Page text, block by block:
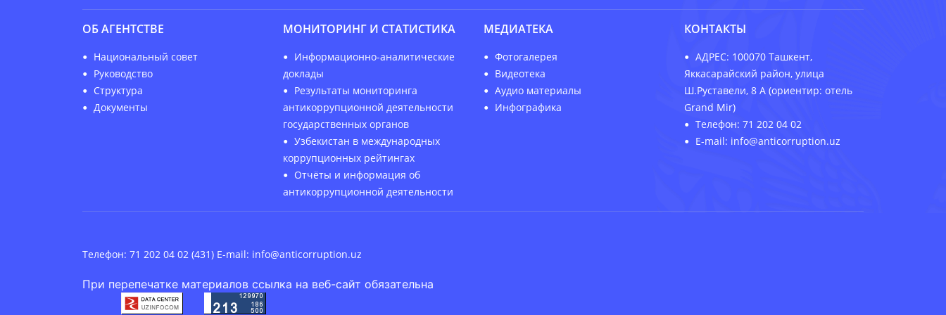
ОБ АГЕНТСТВЕ
Национальный совет
Руководство
Структура
Документы
МОНИТОРИНГ И СТАТИСТИКА
Информационно-аналитические
доклады
Результаты мониторинга
антикоррупционной деятельности
государственных органов
Узбекистан в международных
коррупционных рейтингах
Отчёты и информация об
антикоррупционной деятельности
МЕДИАТЕКА
Фотогалерея
Видеотека
Аудио материалы
Инфографика
КОНТАКТЫ
АДРЕС: 100070 Ташкент,
Яккасарайский район, улица
Ш.Руставели, 8 А (ориентир: отель
Grand Mir)
Телефон: 71 202 04 02
E-mail: info@anticorruption.uz
Телефон: 71 202 04 02 (431) E-mail: info@anticorruption.uz
При перепечатке материалов ссылка на веб-сайт обязательна